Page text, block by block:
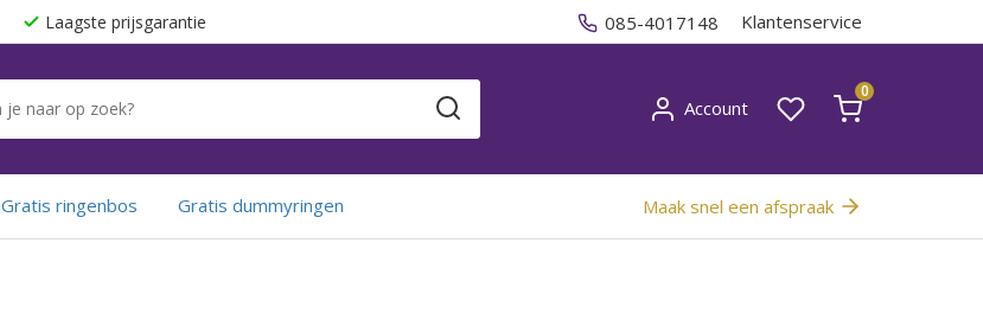
Laagste prijsgarantie 085-4017148 Klantenservice
Account
0
Gratis ringenbos Gratis dummyringen Maak snel een afspraak